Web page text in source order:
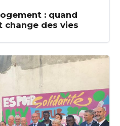
: quand
change des vies